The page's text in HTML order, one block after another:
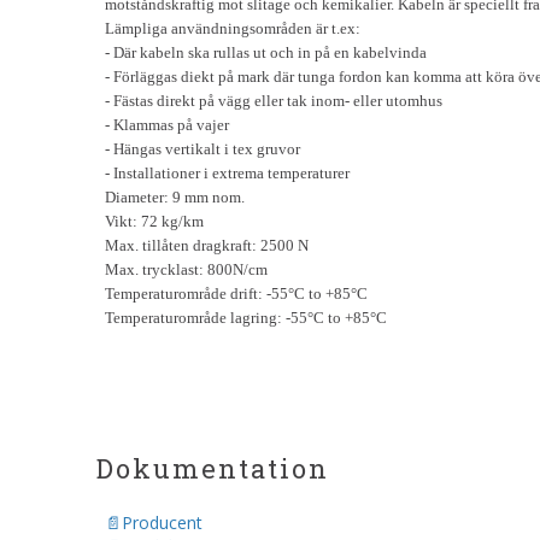
motståndskraftig mot slitage och kemikalier. Kabeln är speciellt
Lämpliga användningsområden är t.ex:
- Där kabeln ska rullas ut och in på en kabelvinda
- Förläggas diekt på mark där tunga fordon kan komma att köra
- Fästas direkt på vägg eller tak inom- eller utomhus
- Klammas på vajer
- Hängas vertikalt i tex gruvor
- Installationer i extrema temperaturer
Diameter: 9 mm nom.
Vikt: 72 kg/km
Max. tillåten dragkraft: 2500 N
Max. trycklast: 800N/cm
Temperaturområde drift: -55°C to +85°C
Temperaturområde lagring: -55°C to +85°C
Dokumentation
Producent